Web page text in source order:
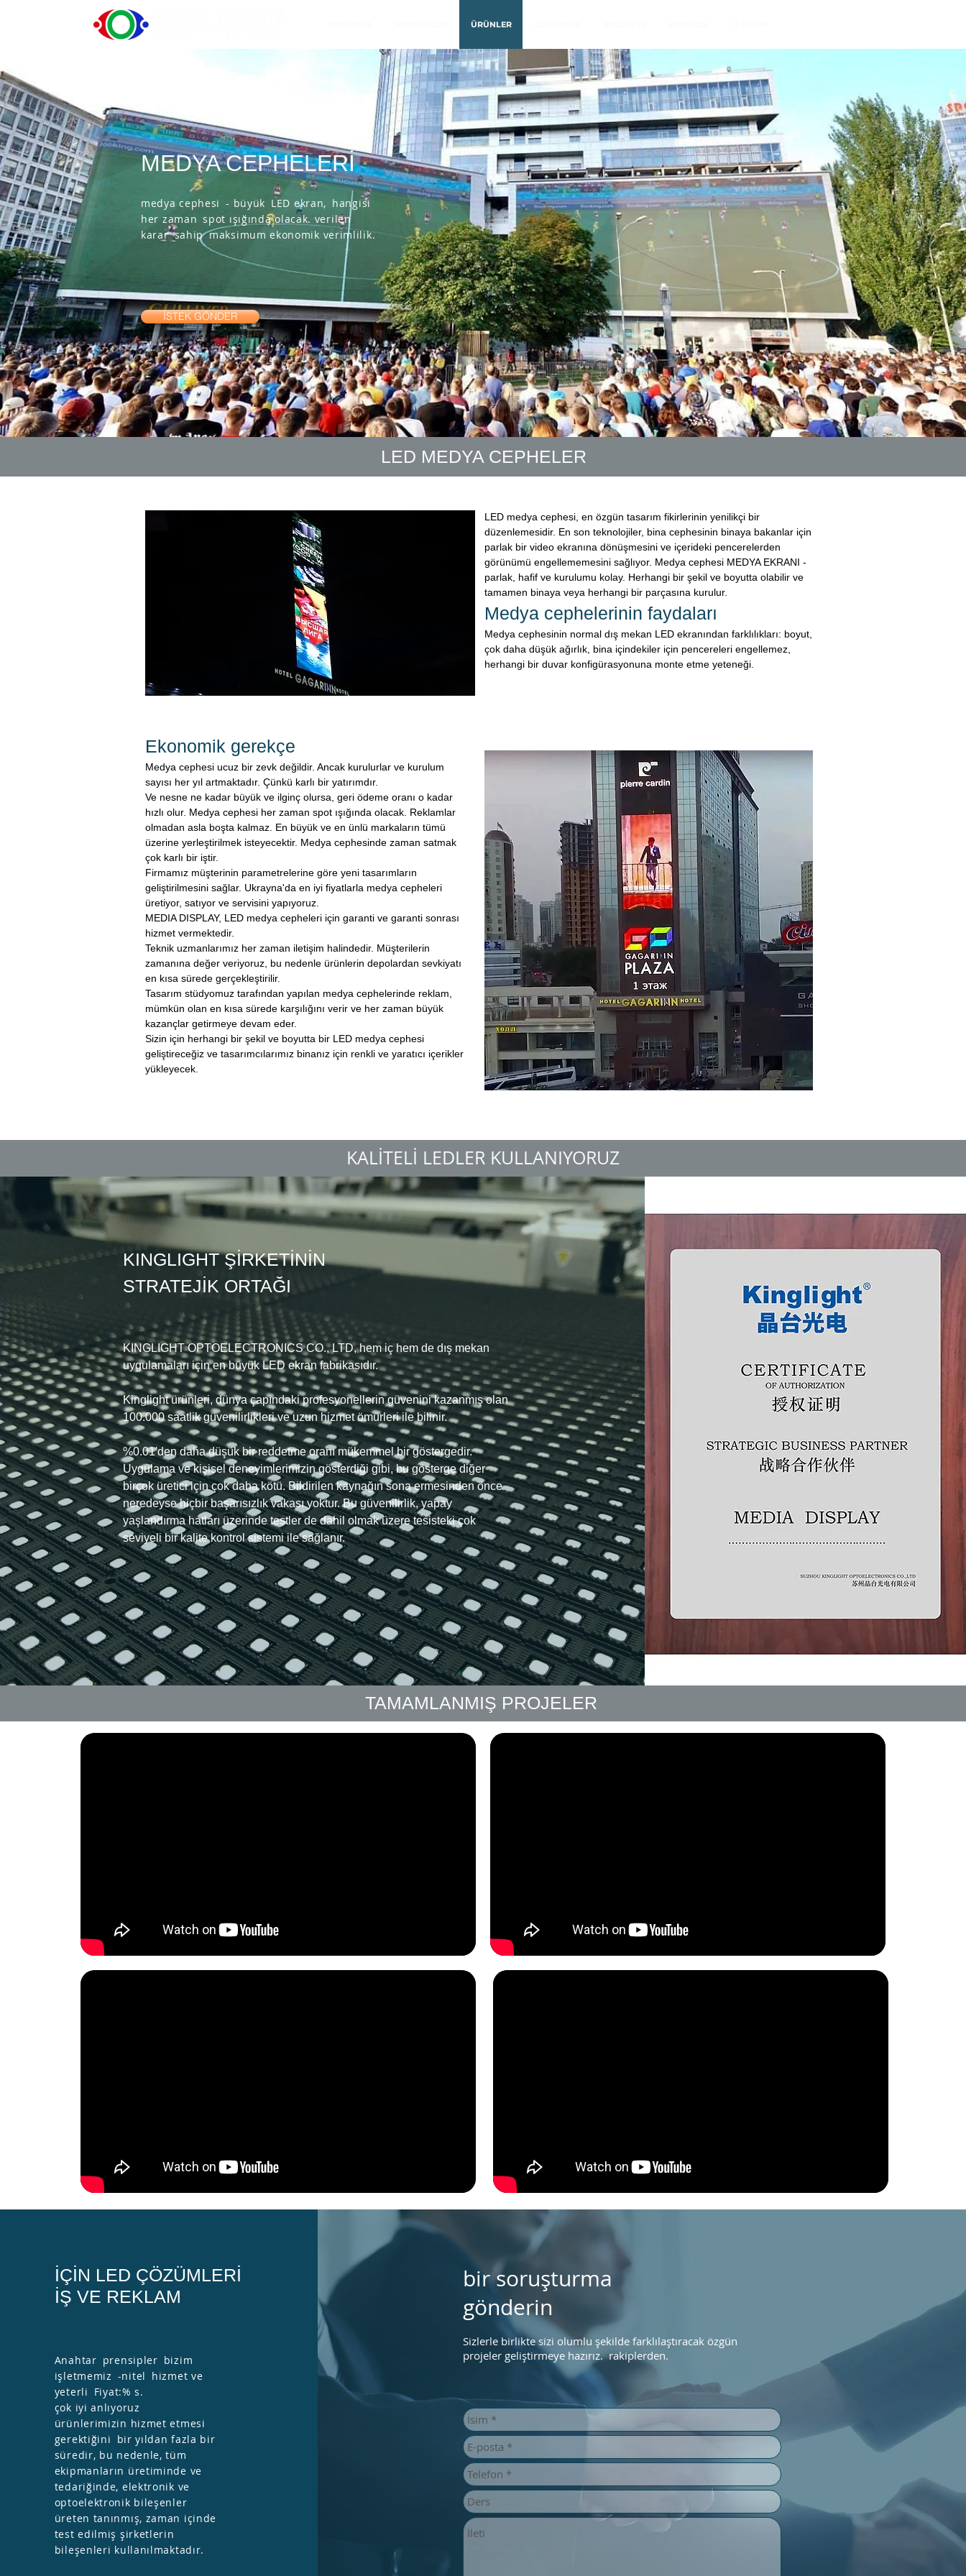
ÜRÜNLER
MEDYA CEPHELERİ
medya cephesi - büyük LED ekran, hangisi
her zaman spot ışığında olacak. verilen
karar sahip maksimum ekonomik verimlilik.
İSTEK GÖNDER
LED MEDYA CEPHELER
LED medya cephesi, en özgün tasarım fikirlerinin yenilikçi bir
düzenlemesidir. En son teknolojiler, bina cephesinin binaya bakanlar için
parlak bir video ekranına dönüşmesini ve içerideki pencerelerden
görünümü engellememesini sağlıyor. Medya cephesi MEDYA EKRANI -
parlak, hafif ve kurulumu kolay. Herhangi bir şekil ve boyutta olabilir ve
tamamen binaya veya herhangi bir parçasına kurulur.
Medya cephelerinin faydaları
Medya cephesinin normal dış mekan LED ekranından farklılıkları: boyut,
çok daha düşük ağırlık, bina içindekiler için pencereleri engellemez,
herhangi bir duvar konfigürasyonuna monte etme yeteneği.
Ekonomik gerekçe
Medya cephesi ucuz bir zevk değildir. Ancak kurulurlar ve kurulum
sayısı her yıl artmaktadır. Çünkü karlı bir yatırımdır.
Ve nesne ne kadar büyük ve ilginç olursa, geri ödeme oranı o kadar
hızlı olur. Medya cephesi her zaman spot ışığında olacak. Reklamlar
olmadan asla boşta kalmaz. En büyük ve en ünlü markaların tümü
üzerine yerleştirilmek isteyecektir. Medya cephesinde zaman satmak
çok karlı bir iştir.
Firmamız müşterinin parametrelerine göre yeni tasarımların
geliştirilmesini sağlar. Ukrayna'da en iyi fiyatlarla medya cepheleri
üretiyor, satıyor ve servisini yapıyoruz.
MEDIA DISPLAY, LED medya cepheleri için garanti ve garanti sonrası
hizmet vermektedir.
Teknik uzmanlarımız her zaman iletişim halindedir. Müşterilerin
zamanına değer veriyoruz, bu nedenle ürünlerin depolardan sevkiyatı
en kısa sürede gerçekleştirilir.
Tasarım stüdyomuz tarafından yapılan medya cephelerinde reklam,
mümkün olan en kısa sürede karşılığını verir ve her zaman büyük
kazançlar getirmeye devam eder.
Sizin için herhangi bir şekil ve boyutta bir LED medya cephesi
geliştireceğiz ve tasarımcılarımız binanız için renkli ve yaratıcı içerikler
yükleyecek.
KINGLIGHT ŞİRKETİNİN
STRATEJİK ORTAĞI
KINGLIGHT OPTOELECTRONICS CO., LTD, hem iç hem de dış mekan
uygulamaları için en büyük LED ekran fabrikasıdır.
Kinglight ürünleri, dünya çapındaki profesyonellerin güvenini kazanmış olan
100.000 saatlik güvenilirlikleri ve uzun hizmet ömürleri ile bilinir.
%0.01'den daha düşük bir reddetme oranı mükemmel bir göstergedir.
Uygulama ve kişisel deneyimlerimizin gösterdiği gibi, bu gösterge diğer
birçok üretici için çok daha kötü. Bildirilen kaynağın sona ermesinden önce
neredeyse hiçbir başarısızlık vakası yoktur. Bu güvenilirlik, yapay
yaşlandırma hatları üzerinde testler de dahil olmak üzere tesisteki çok
seviyeli bir kalite kontrol sistemi ile sağlanır.
KALİTELİ LEDLER KULLANIYORUZ
TAMAMLANMIŞ PROJELER
İÇİN LED ÇÖZÜMLERİ
İŞ VE REKLAM
Anahtar prensipler bizim
işletmemiz -nitel hizmet ve
yeterli Fiyat:% s.
çok iyi anlıyoruz
ürünlerimizin hizmet etmesi
gerektiğini bir yıldan fazla bir
süredir, bu nedenle, tüm
ekipmanların üretiminde ve
tedariğinde, elektronik ve
optoelektronik bileşenler
üreten tanınmış, zaman içinde
test edilmiş şirketlerin
bileşenleri kullanılmaktadır.
bir soruşturma
gönderin
Sizlerle birlikte sizi olumlu şekilde farklılaştıracak özgün
projeler geliştirmeye hazırız. rakiplerden.